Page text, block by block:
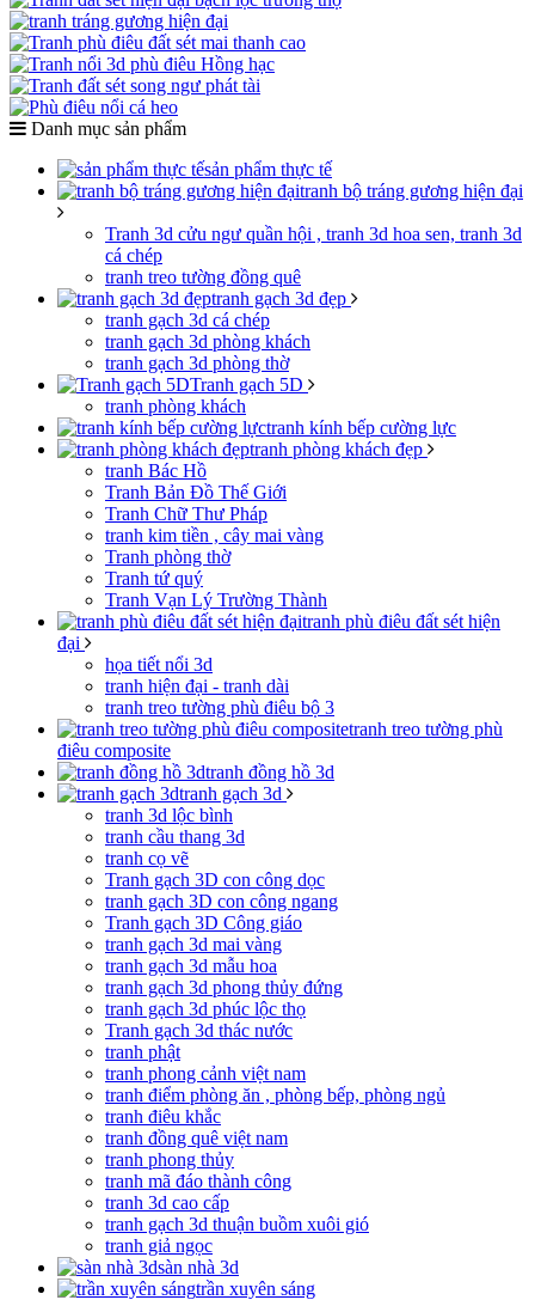
Danh mục sản phẩm
sản phẩm thực tế
tranh bộ tráng gương hiện đại
Tranh 3d cửu ngư quần hội , tranh 3d hoa sen, tranh 3d
cá chép
tranh treo tường đồng quê
tranh gạch 3d đẹp
tranh gạch 3d cá chép
tranh gạch 3d phòng khách
tranh gạch 3d phòng thờ
Tranh gạch 5D
tranh phòng khách
tranh kính bếp cường lực
tranh phòng khách đẹp
tranh Bác Hồ
Tranh Bản Đồ Thế Giới
Tranh Chữ Thư Pháp
tranh kim tiền , cây mai vàng
Tranh phòng thờ
Tranh tứ quý
Tranh Vạn Lý Trường Thành
tranh phù điêu đất sét hiện
đại
họa tiết nổi 3d
tranh hiện đại - tranh dài
tranh treo tường phù điêu bộ 3
tranh treo tường phù
điêu composite
tranh đồng hồ 3d
tranh gạch 3d
tranh 3d lộc bình
tranh cầu thang 3d
tranh cọ vẽ
Tranh gạch 3D con công dọc
tranh gạch 3D con công ngang
Tranh gạch 3D Công giáo
tranh gạch 3d mai vàng
tranh gạch 3d mẫu hoa
tranh gạch 3d phong thủy đứng
tranh gạch 3d phúc lộc thọ
Tranh gạch 3d thác nước
tranh phật
tranh phong cảnh việt nam
tranh điểm phòng ăn , phòng bếp, phòng ngủ
tranh điêu khắc
tranh đồng quê việt nam
tranh phong thủy
tranh mã đáo thành công
tranh 3d cao cấp
tranh gạch 3d thuận buồm xuôi gió
tranh giả ngọc
sàn nhà 3d
trần xuyên sáng